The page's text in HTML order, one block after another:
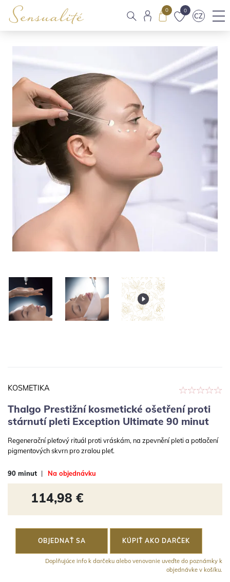
0 0
CZ
KOSMETIKA
Thalgo Prestižní kosmetické ošetření proti
stárnutí pleti Exception Ultimate 90 minut
Regenerační pleťový rituál proti vráskám, na zpevnění pleti a potlačení
pigmentových skvrn pro zralou pleť.
90 minut | Na objednávku
114,98 €
OBJEDNAŤ SA KÚPIŤ AKO DARČEK
Doplňujúce info k darčeku alebo venovanie uveďte do poznámky k
objednávke v košíku.